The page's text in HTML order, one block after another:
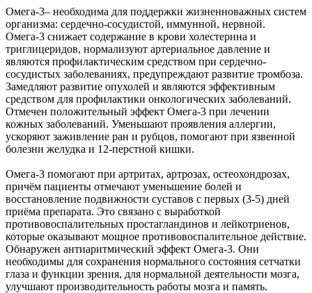
Омега-3– необходима для поддержки жизненноважных систем
организма: сердечно-сосудистой, иммунной, нервной.
Омега-3 снижает содержание в крови холестерина и
триглицеридов, нормализуют артериальное давление и
являются профилактическим средством при сердечно-
сосудистых заболеваниях, предупреждают развитие тромбоза.
Замедляют развитие опухолей и являются эффективным
средством для профилактики онкологических заболеваний.
Отмечен положительный эффект Омега-3 при лечении
кожных заболеваний. Уменьшают проявления аллергии,
ускоряют заживление ран и рубцов, помогают при язвенной
болезни желудка и 12-перстной кишки.
Омега-3 помогают при артритах, артрозах, остеохондрозах,
причём пациенты отмечают уменьшение болей и
восстановление подвижности суставов с первых (3-5) дней
приёма препарата. Это связано с выработкой
противовоспалительных простагландинов и лейкотриенов,
которые оказывают мощное противовоспалительное действие.
Обнаружен антиаритмический эффект Омега-3. Они
необходимы для сохранения нормального состояния сетчатки
глаза и функции зрения, для нормальной деятельности мозга,
улучшают производительность работы мозга и память.